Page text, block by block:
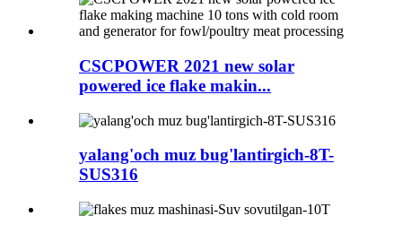
CSCPOWER 2021 new solar
powered ice flake makin...
yalang'och muz bug'lantirgich-8T-
SUS316